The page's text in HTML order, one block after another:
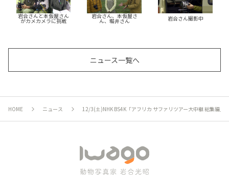
岩合さんと本仮屋さん
がカメカメラに挑戦
岩合さん、本仮屋さ
ん、堀井さん 岩合さん撮影中
ニュース一覧へ
HOME ニュース 12/3(土)NHK BS4K「アフリカ サファリツアー大中継 総集編」